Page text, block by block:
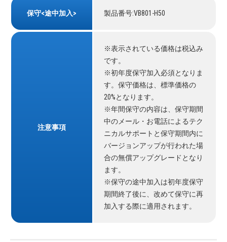
保守<途中加入> 製品番号:VB801-H50
注意事項
※表示されている価格は税込み
です。
※初年度保守加入必須となりま
す。保守価格は、標準価格の
20%となります。
※年間保守の内容は、保守期間
中のメール・お電話によるテク
ニカルサポートと保守期間内に
バージョンアップが行われた場
合の無償アップグレードとなり
ます。
※保守の途中加入は初年度保守
期間終了後に、改めて保守に再
加入する際に適用されます。